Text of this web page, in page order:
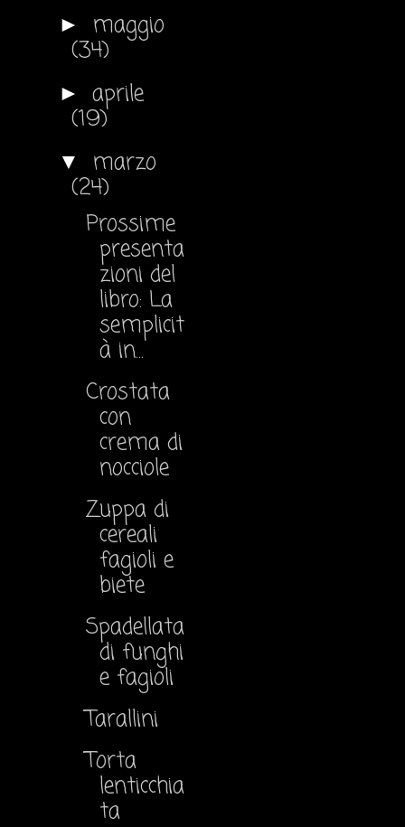
► maggio
(34)
► aprile
(19)
▼ marzo
(24)
Prossime
presenta
zioni del
libro: La
semplicit
à in...
Crostata
con
crema di
nocciole
Zuppa di
cereali
fagioli e
biete
Spadellata
di funghi
e fagioli
Tarallini
Torta
lenticchia
ta